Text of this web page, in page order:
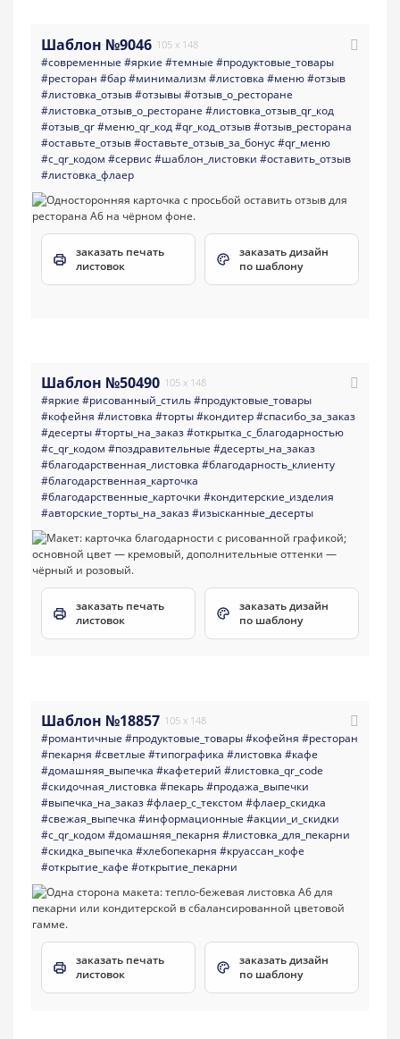
Шаблон №9046 105 x 148
#современные #яркие #темные #продуктовые_товары
#ресторан #бар#минимализм #листовка #меню#отзыв
#листовка_отзыв#отзывы#отзыв_о_ресторане
#листовка_отзыв_о_ресторане #листовка_отзыв_qr_код
#отзыв_qr#меню_qr_код#qr_код_отзыв#отзыв_ресторана
#оставьте_отзыв#оставьте_отзыв_за_бонус#qr_меню
#с_qr_кодом #сервис#шаблон_листовки #оставить_отзыв
#листовка_флаер
заказать печать
листовок
заказать дизайн
по шаблону
Шаблон №50490 105 x 148
#яркие #рисованный_стиль#продуктовые_товары
#кофейня #листовка #торты#кондитер#спасибо_за_заказ
#десерты#торты_на_заказ#открытка_с_благодарностью
#с_qr_кодом #поздравительные #десерты_на_заказ
#благодарственная_листовка #благодарность_клиенту
#благодарственная_карточка
#благодарственные_карточки #кондитерские_изделия
#авторские_торты_на_заказ#изысканные_десерты
заказать печать
листовок
заказать дизайн
по шаблону
Шаблон №18857 105 x 148
#романтичные #продуктовые_товары#кофейня #ресторан
#пекарня #светлые #типографика #листовка #кафе
#домашняя_выпечка #кафетерий #листовка_qr_code
#скидочная_листовка #пекарь#продажа_выпечки
#выпечка_на_заказ#флаер_с_текстом #флаер_скидка
#свежая_выпечка #информационные #акции_и_скидки
#с_qr_кодом #домашняя_пекарня #листовка_для_пекарни
#скидка_выпечка #хлебопекарня #круассан_кофе
#открытие_кафе #открытие_пекарни
заказать печать
листовок
заказать дизайн
по шаблону